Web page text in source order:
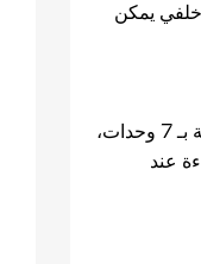
خلفي يمكن
• نظام مصابيح أمامية متكيفة نحيفة بـ 7 وحدات،
عند